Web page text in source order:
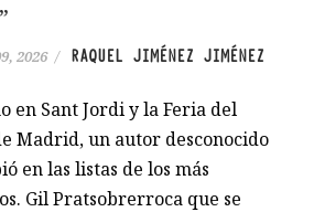
2026 / RAQUEL JIMÉNEZ JIMÉNEZ
en Sant Jordi y la Feria del
Madrid, un autor desconocido
en las listas de los más
Gil Pratsobrerroca que se